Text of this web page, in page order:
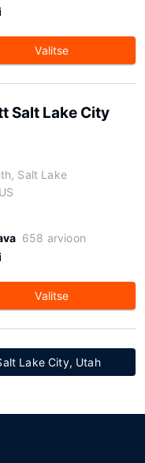
Valitse
Salt Lake City
Salt Lake
658 arvioon
Valitse
Lake City, Utah